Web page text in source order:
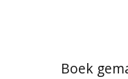
Boek